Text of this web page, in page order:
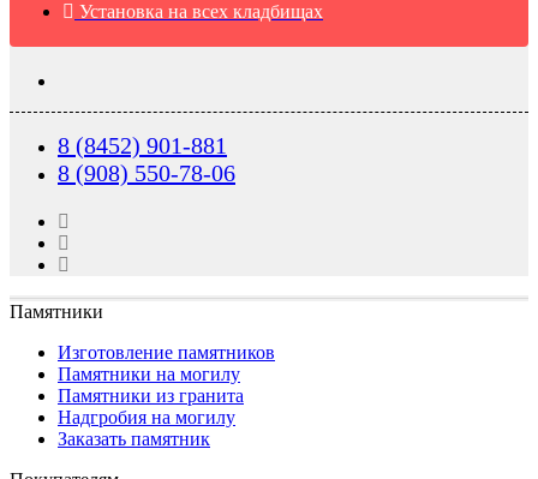
Установка на всех кладбищах
8 (8452) 901-881
8 (908) 550-78-06
Памятники
Изготовление памятников
Памятники на могилу
Памятники из гранита
Надгробия на могилу
Заказать памятник